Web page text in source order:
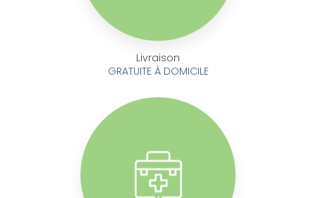
Livraison
GRATUITE À DOMICILE